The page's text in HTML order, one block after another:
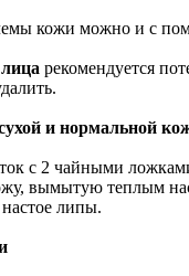
кожи можно и с
рекомендуется
и нормальной
с 2 чайными
вымытую теплым
липы.